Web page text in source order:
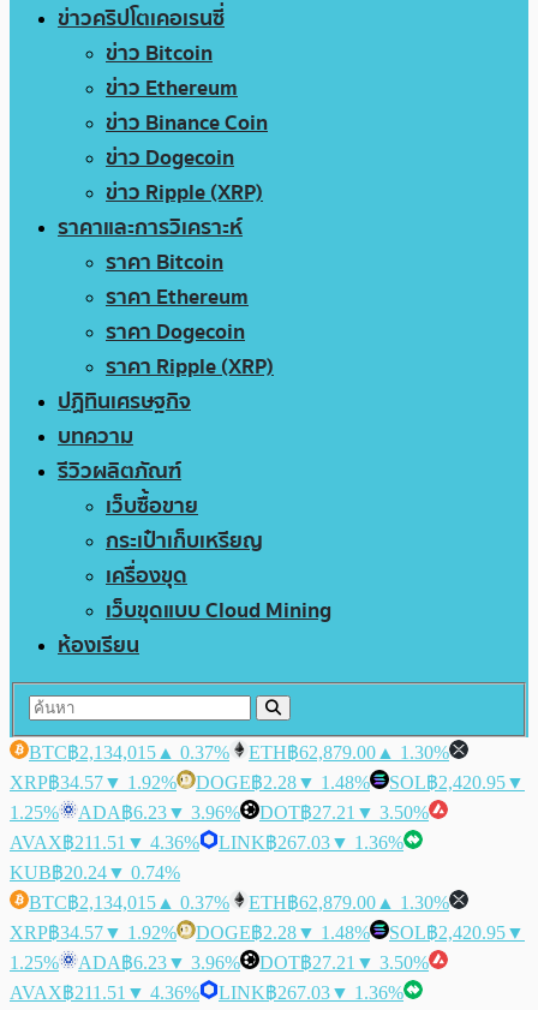
ข่าวคริปโตเคอเรนซี่
ข่าว Bitcoin
ข่าว Ethereum
ข่าว Binance Coin
ข่าว Dogecoin
ข่าว Ripple (XRP)
ราคาและการวิเคราะห์
ราคา Bitcoin
ราคา Ethereum
ราคา Dogecoin
ราคา Ripple (XRP)
ปฏิทินเศรษฐกิจ
บทความ
รีวิวผลิตภัณฑ์
เว็บซื้อขาย
กระเป๋าเก็บเหรียญ
เครื่องขุด
เว็บขุดแบบ Cloud Mining
ห้องเรียน
BTC฿2,134,015 ▲ 0.37% ETH฿62,879.00 ▲ 1.30%
XRP฿34.57▼ 1.92% DOGE฿2.28▼ 1.48% SOL฿2,420.95▼
1.25%
ADA฿6.23▼ 3.96% DOT฿27.21 ▼ 3.50%
AVAX฿211.51 ▼ 4.36% LINK฿267.03▼ 1.36%
KUB฿20.24▼ 0.74%
BTC฿2,134,015 ▲ 0.37% ETH฿62,879.00 ▲ 1.30%
XRP฿34.57▼ 1.92% DOGE฿2.28▼ 1.48% SOL฿2,420.95▼
1.25%
ADA฿6.23▼ 3.96% DOT฿27.21 ▼ 3.50%
AVAX฿211.51 ▼ 4.36% LINK฿267.03▼ 1.36%